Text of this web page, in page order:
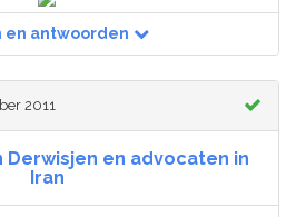
en antwoorden
2011
Derwisjen en advocaten in
Iran